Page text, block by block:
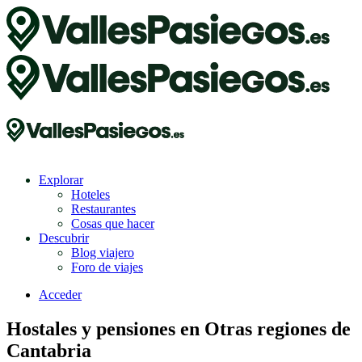
Explorar
Hoteles
Restaurantes
Cosas que hacer
Descubrir
Blog viajero
Foro de viajes
Acceder
Hostales y pensiones en Otras regiones de
Cantabria